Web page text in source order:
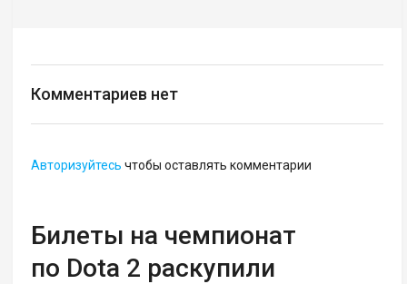
Комментариев нет
Авторизуйтесь чтобы оставлять комментарии
Билеты на чемпионат
по Dota 2 раскупили